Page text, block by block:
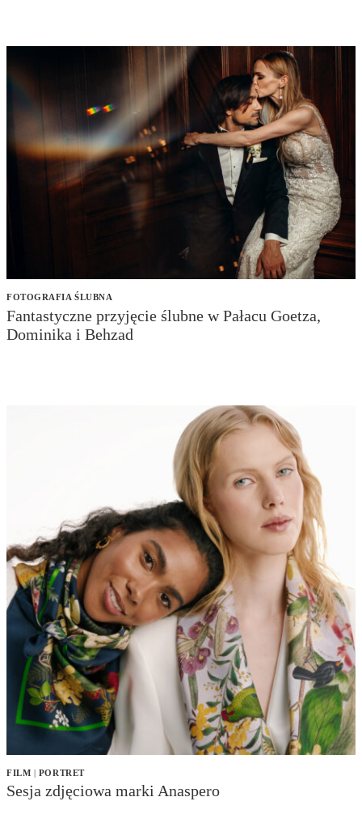
FOTOGRAFIA ŚLUBNA
Fantastyczne przyjęcie ślubne w Pałacu Goetza,
Dominika i Behzad
FILM | PORTRET
Sesja zdjęciowa marki Anaspero